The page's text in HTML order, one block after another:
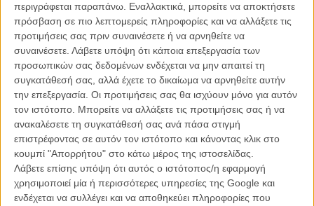
περιγράφεται παραπάνω. Εναλλακτικά, μπορείτε να αποκτήσετε
πρόσβαση σε πιο λεπτομερείς πληροφορίες και να αλλάξετε τις
προτιμήσεις σας πριν συναινέσετε ή να αρνηθείτε να
συναινέσετε. Λάβετε υπόψη ότι κάποια επεξεργασία των
προσωπικών σας δεδομένων ενδέχεται να μην απαιτεί τη
συγκατάθεσή σας, αλλά έχετε το δικαίωμα να αρνηθείτε αυτήν
την επεξεργασία. Οι προτιμήσεις σας θα ισχύουν μόνο για αυτόν
τον ιστότοπο. Μπορείτε να αλλάξετε τις προτιμήσεις σας ή να
ανακαλέσετε τη συγκατάθεσή σας ανά πάσα στιγμή
επιστρέφοντας σε αυτόν τον ιστότοπο και κάνοντας κλικ στο
κουμπί "Απορρήτου" στο κάτω μέρος της ιστοσελίδας.
Λάβετε επίσης υπόψη ότι αυτός ο ιστότοπος/η εφαρμογή
χρησιμοποιεί μία ή περισσότερες υπηρεσίες της Google και
ενδέχεται να συλλέγει και να αποθηκεύει πληροφορίες που